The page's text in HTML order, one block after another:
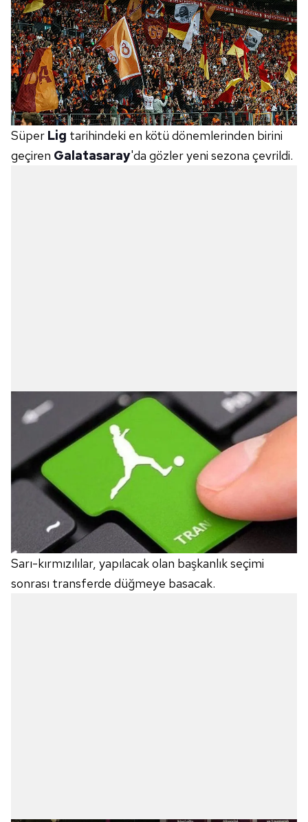
Süper Lig tarihindeki en kötü dönemlerinden birini
geçiren Galatasaray'da gözler yeni sezona çevrildi.
Sarı-kırmızılılar, yapılacak olan başkanlık seçimi
sonrası transferde düğmeye basacak.